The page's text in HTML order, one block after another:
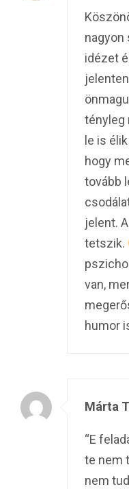
nagyon
idézet
tényleg
le is
hogy
tovább
jelent.
tetszik.
van,
humor
Márta
“E
te nem
nem